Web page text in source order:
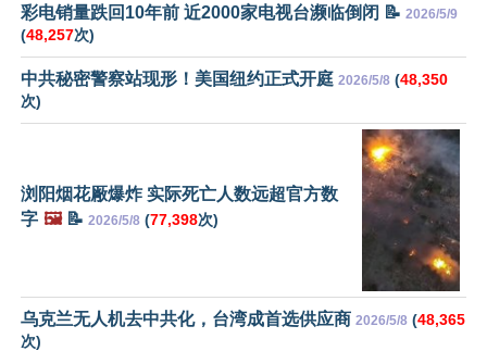
彩电销量跌回10年前 近2000家电视台濒临倒闭 📝 2026/5/9
(48,257次)
中共秘密警察站现形！美国纽约正式开庭 2026/5/8 (48,350
次)
浏阳烟花厰爆炸 实际死亡人数远超官方数
字 🖼️📝 2026/5/8 (77,398次)
乌克兰无人机去中共化，台湾成首选供应商 2026/5/8 (48,365
次)